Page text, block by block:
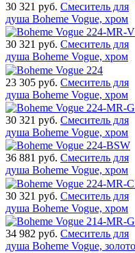
30 321 руб. Смеситель для
душа Boheme Vogue, хром
30 321 руб. Смеситель для
душа Boheme Vogue, хром
23 305 руб. Смеситель для
душа Boheme Vogue, хром
30 321 руб. Смеситель для
душа Boheme Vogue, хром
36 881 руб. Смеситель для
душа Boheme Vogue, хром
30 321 руб. Смеситель для
душа Boheme Vogue, хром
34 982 руб. Смеситель для
душа Boheme Vogue,